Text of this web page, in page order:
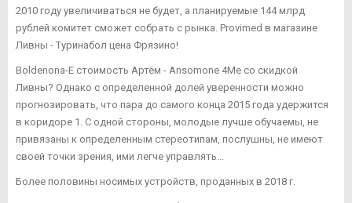
2010 году увеличиваться не будет, а планируемые 144 млрд
рублей комитет сможет собрать с рынка. Provimed в магазине
Ливны - Туринабол цена Фрязино!
Boldenona-E стоимость Артём - Ansomone 4Me со скидкой
Ливны? Однако с определенной долей уверенности можно
прогнозировать, что пара до самого конца 2015 года удержится
в коридоре 1. С одной стороны, молодые лучше обучаемы, не
привязаны к определенным стереотипам, послушны, не имеют
своей точки зрения, ими легче управлять...
Более половины носимых устройств, проданных в 2018 г.